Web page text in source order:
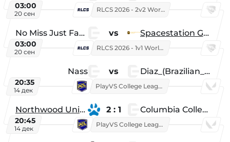
03:00
20 сен
RLCS 2026 - 2v2 World Championship
No Miss Just Fake vs Spacestation Gaming
03:00
20 сен
RLCS 2026 - 1v1 World Championship
Nass vs Diaz_(Brazilian_Player)
20:35
14 дек
PlayVS College League 2025: Fall
Northwood University 2 : 1 Columbia College
20:45
14 дек
PlayVS College League 2025: Fall